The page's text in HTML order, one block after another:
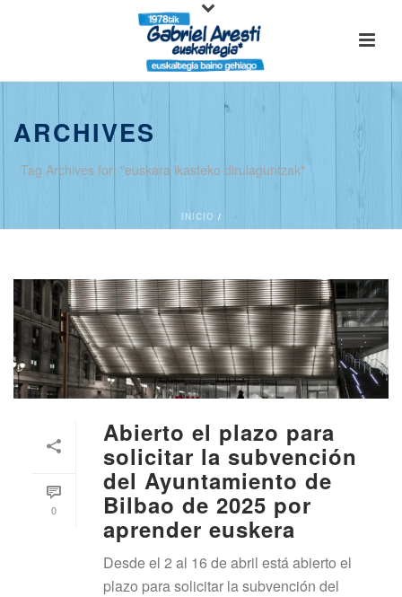
ARCHIVES
Tag Archives for: "euskara ikasteko dirulaguntzak"
INICIO /
0
Abierto el plazo para
solicitar la subvención
del Ayuntamiento de
Bilbao de 2025 por
aprender euskera
Desde el 2 al 16 de abril está abierto el
plazo para solicitar la subvención del